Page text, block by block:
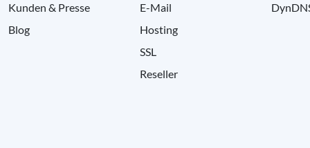
Kunden & Presse
Blog
E-Mail
Hosting
SSL
Reseller